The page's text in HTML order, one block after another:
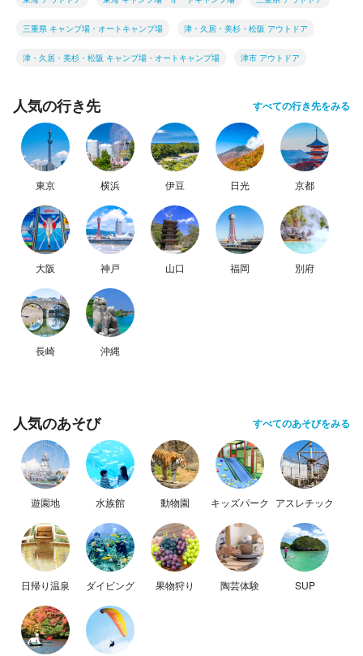
三重県 キャンプ場・オートキャンプ場 津・久居・美杉・松阪 アウトドア
津・久居・美杉・松阪 キャンプ場・オートキャンプ場 津市 アウトドア
人気の行き先 すべての行き先をみる
東京 横浜 伊豆 日光 京都
大阪 神戸 山口 福岡 別府
長崎 沖縄
人気のあそび すべてのあそびをみる
遊園地 水族館 動物園 キッズパーク アスレチック
日帰り温泉 ダイビング 果物狩り 陶芸体験 SUP